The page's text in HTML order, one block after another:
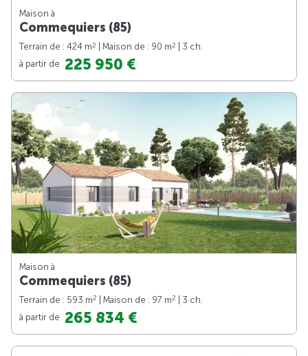
Maison à
Commequiers (85)
Terrain de : 424 m2 | Maison de : 90 m2
| 3 ch.
à partir de 225 950 €
Maison à
Commequiers (85)
Terrain de : 593 m2 | Maison de : 97 m2
| 3 ch.
à partir de 265 834 €